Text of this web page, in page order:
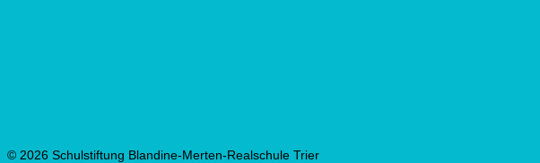
© 2026 Schulstiftung Blandine-Merten-Realschule Trier